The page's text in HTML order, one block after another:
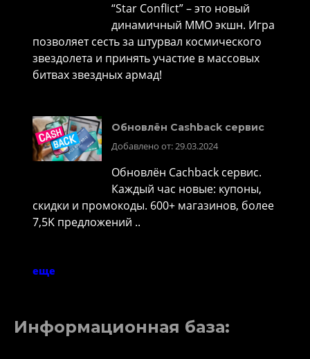
“Star Conflict” – это новый
динамичный MMO экшн. Игра
позволяет сесть за штурвал космического
звездолета и принять участие в массовых
битвах звездных армад!
Обновлён Cashback сервис
Добавлено от: 29.03.2024
Обновлён Cachback сервис.
Каждый час новые: купоны,
скидки и промокоды. 600+ магазинов, более
7,5K предложений ..
еще
Информационная база: